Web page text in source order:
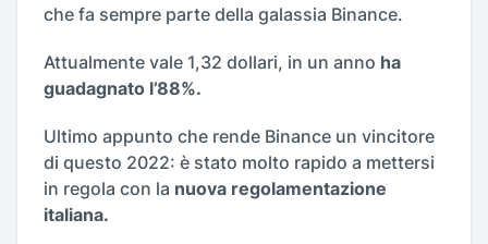
che fa sempre parte della galassia Binance.
Attualmente vale 1,32 dollari, in un anno ha
guadagnato l’88%.
Ultimo appunto che rende Binance un vincitore
di questo 2022: è stato molto rapido a mettersi
in regola con la nuova regolamentazione
italiana.